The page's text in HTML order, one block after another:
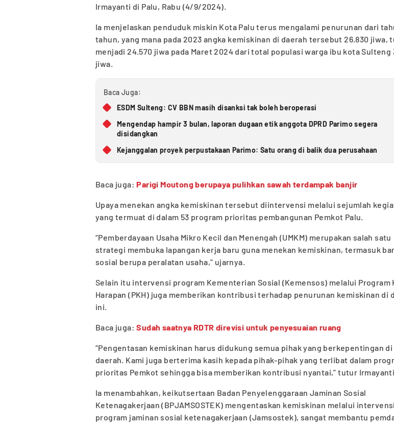
Irmayanti di Palu, Rabu (4/9/2024).
Ia menjelaskan penduduk miskin Kota Palu terus mengalami penurunan dari
tahun, yang mana pada 2023 angka kemiskinan di daerah tersebut 26.830 jiwa,
menjadi 24.570 jiwa pada Maret 2024 dari total populasi warga ibu kota Sulteng
jiwa.
Baca Juga:
ESDM Sulteng: CV BBN masih disanksi tak boleh beroperasi
Mengendap hampir 3 bulan, laporan dugaan etik anggota DPRD Parimo segera
disidangkan
Kejanggalan proyek perpustakaan Parimo: Satu orang di balik dua perusahaan
Baca juga:Parigi Moutong berupaya pulihkan sawah terdampak banjir
Upaya menekan angka kemiskinan tersebut diintervensi melalui sejumlah
yang termuat di dalam 53 program prioritas pembangunan Pemkot Palu.
“Pemberdayaan Usaha Mikro Kecil dan Menengah (UMKM) merupakan salah satu
strategi membuka lapangan kerja baru guna menekan kemiskinan, termasuk
sosial berupa peralatan usaha,” ujarnya.
Selain itu intervensi program Kementerian Sosial (Kemensos) melalui Program
Harapan (PKH) juga memberikan kontribusi terhadap penurunan kemiskinan di
ini.
Baca juga:Sudah saatnya RDTR direvisi untuk penyesuaian ruang
“Pengentasan kemiskinan harus didukung semua pihak yang berkepentingan di
daerah. Kami juga berterima kasih kepada pihak-pihak yang terlibat dalam
prioritas Pemkot sehingga bisa memberikan kontribusi nyantai,” tutur
Ia menambahkan, keikutsertaan Badan Penyelenggaraan Jaminan Sosial
Ketenagakerjaan (BPJAMSOSTEK) mengentaskan kemiskinan melalui intervensi
program jaminan sosial ketenagakerjaan (Jamsostek), sangat membantu